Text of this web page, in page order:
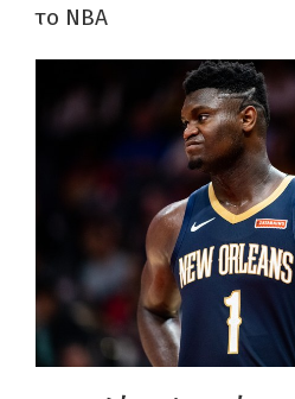
το NBA